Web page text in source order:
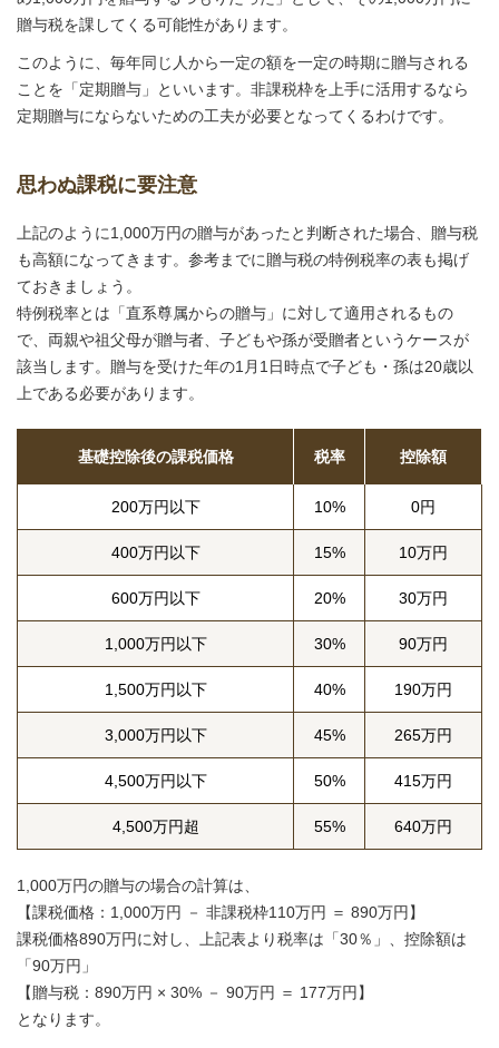
贈与税を課してくる可能性があります。
このように、毎年同じ人から一定の額を一定の時期に贈与される
ことを「定期贈与」といいます。非課税枠を上手に活用するなら
定期贈与にならないための工夫が必要となってくるわけです。
思わぬ課税に要注意
上記のように1,000万円の贈与があったと判断された場合、贈与税
も高額になってきます。参考までに贈与税の特例税率の表も掲げ
ておきましょう。
特例税率とは「直系尊属からの贈与」に対して適用されるもの
で、両親や祖父母が贈与者、子どもや孫が受贈者というケースが
該当します。贈与を受けた年の1月1日時点で子ども・孫は20歳以
上である必要があります。
基礎控除後の課税価格 税率 控除額
200万円以下 10% 0円
400万円以下 15% 10万円
600万円以下 20% 30万円
1,000万円以下 30% 90万円
1,500万円以下 40% 190万円
3,000万円以下 45% 265万円
4,500万円以下 50% 415万円
4,500万円超 55% 640万円
1,000万円の贈与の場合の計算は、
【課税価格：1,000万円 － 非課税枠110万円 ＝ 890万円】
課税価格890万円に対し、上記表より税率は「30％」、控除額は
「90万円」
【贈与税：890万円 × 30% － 90万円 ＝ 177万円】
となります。